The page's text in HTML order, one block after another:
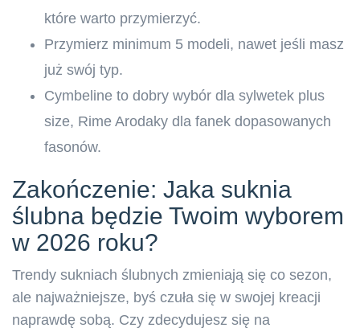
które warto przymierzyć.
Przymierz minimum 5 modeli, nawet jeśli masz
już swój typ.
Cymbeline to dobry wybór dla sylwetek plus
size, Rime Arodaky dla fanek dopasowanych
fasonów.
Zakończenie: Jaka suknia
ślubna będzie Twoim wyborem
w 2026 roku?
Trendy sukniach ślubnych zmieniają się co sezon,
ale najważniejsze, byś czuła się w swojej kreacji
naprawdę sobą. Czy zdecydujesz się na